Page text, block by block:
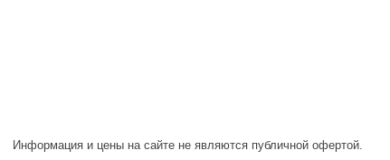
Информация и цены на сайте не являются публичной офертой.